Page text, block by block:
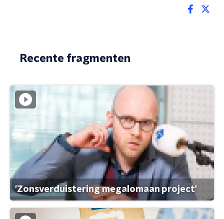
Recente fragmenten
'Zonsverduistering megalomaan project'